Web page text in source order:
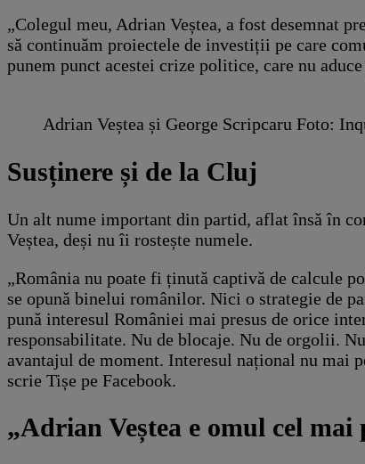
„Colegul meu, Adrian Veștea, a fost desemnat
să continuăm proiectele de investiții pe care
punem punct acestei crize politice, care nu
Adrian Veștea și George Scripcaru Foto:
Susținere și de la Cluj
Un alt nume important din partid, aflat însă în
Veștea, deși nu îi rostește numele.
„România nu poate fi ținută captivă de calcule
se opună binelui românilor. Nici o strategie de
pună interesul României mai presus de orice
responsabilitate. Nu de blocaje. Nu de orgolii.
avantajul de moment. Interesul național nu mai
scrie Tișe pe Facebook.
„Adrian Veștea e omul cel